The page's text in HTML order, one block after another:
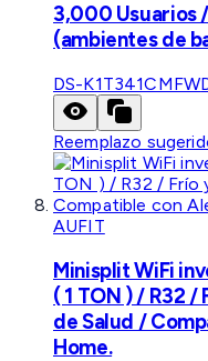
3,000 Usuarios
(ambientes de
DS-K1T341CMFW
Reemplazo
AUFIT
Minisplit WiFi
( 1 TON ) / R32
de Salud /
Home.